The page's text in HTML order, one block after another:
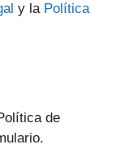
y la Política
de